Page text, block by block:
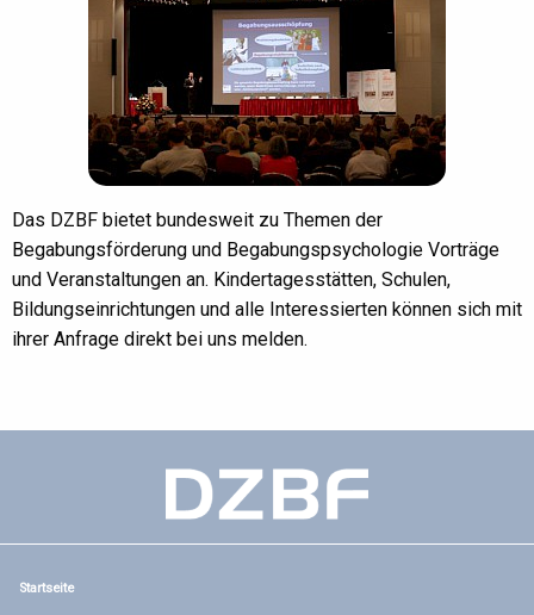
Das DZBF bietet bundesweit zu Themen der
Begabungsförderung und Begabungspsychologie Vorträge
und Veranstaltungen an. Kindertagesstätten, Schulen,
Bildungseinrichtungen und alle Interessierten können sich mit
ihrer Anfrage direkt bei uns melden.
Startseite